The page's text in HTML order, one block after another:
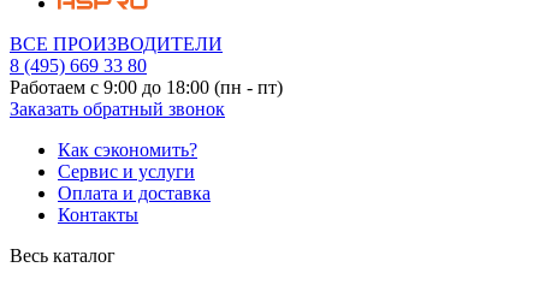
ВСЕ ПРОИЗВОДИТЕЛИ
8 (495) 669 33 80
Работаем с 9:00 до 18:00 (пн - пт)
Заказать обратный звонок
Как сэкономить?
Сервис и услуги
Оплата и доставка
Контакты
Весь каталог